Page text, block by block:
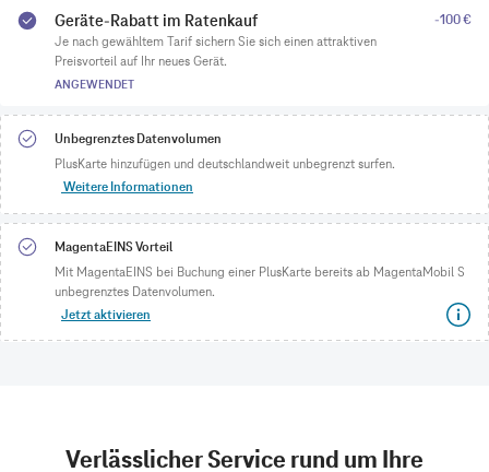
Geräte-Rabatt im Ratenkauf
Je nach gewähltem Tarif sichern Sie sich einen attraktiven
Preisvorteil auf Ihr neues Gerät.
ANGEWENDET
-100 €
Unbegrenztes Datenvolumen
PlusKarte hinzufügen und deutschlandweit unbegrenzt surfen.
Weitere Informationen
MagentaEINS Vorteil
Mit MagentaEINS bei Buchung einer PlusKarte bereits ab MagentaMobil S
unbegrenztes Datenvolumen.
Jetzt aktivieren